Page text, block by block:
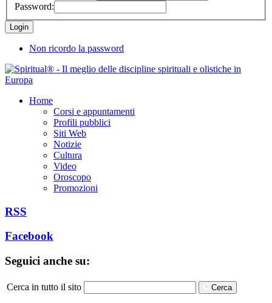
Password:
Non ricordo la password
Home
Corsi e appuntamenti
Profili pubblici
Siti Web
Notizie
Cultura
Video
Oroscopo
Promozioni
RSS
Facebook
Seguici anche su:
Cerca in tutto il sito Cerca